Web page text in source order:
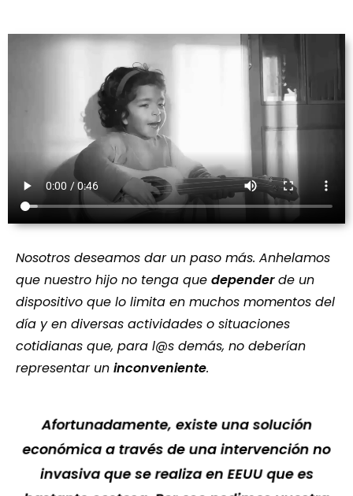
Nosotros deseamos dar un paso más. Anhelamos
que nuestro hijo no tenga que dependerde un
dispositivo que lo limita en muchos momentos del
día y en diversas actividades o situaciones
cotidianas que, para l@s demás, no deberían
representar un inconveniente.
Afortunadamente, existe una solución
económica a través de una intervención no
invasiva que se realiza en EEUU que es